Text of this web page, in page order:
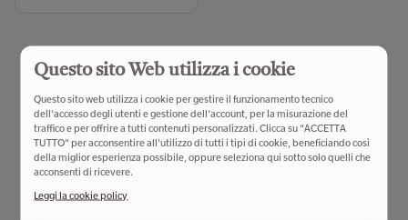
Questo sito Web utilizza i cookie
Questo sito web utilizza i cookie per gestire il funzionamento tecnico
dell'accesso degli utenti e gestione dell'account, per la misurazione del
traffico e per offrire a tutti contenuti personalizzati. Clicca su "ACCETTA
TUTTO" per acconsentire all'utilizzo di tutti i tipi di cookie, beneficiando così
della miglior esperienza possibile, oppure seleziona qui sotto solo quelli che
acconsenti di ricevere.
Leggi la cookie policy